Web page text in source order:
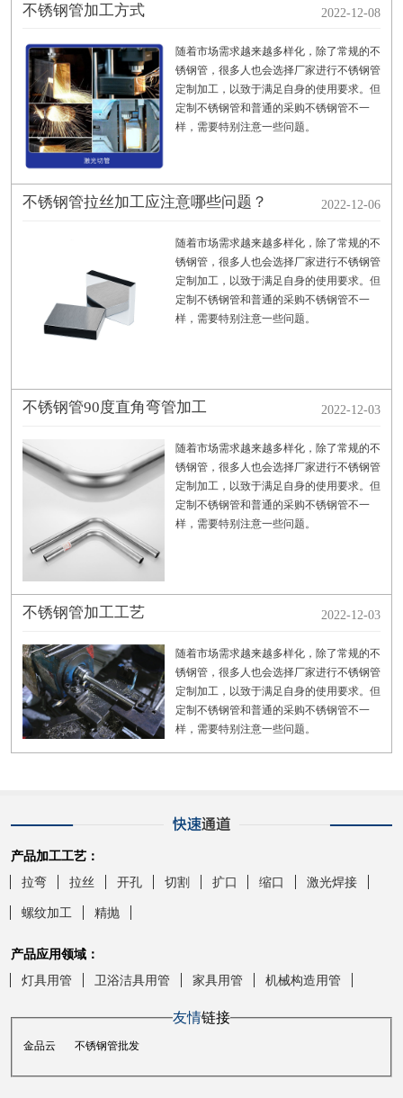
不锈钢管加工方式 2022-12-08
随着市场需求越来越多样化，除了常规的不
锈钢管，很多人也会选择厂家进行不锈钢管
定制加工，以致于满足自身的使用要求。但
定制不锈钢管和普通的采购不锈钢管不一
样，需要特别注意一些问题。
不锈钢管拉丝加工应注意哪些问题？ 2022-12-06
随着市场需求越来越多样化，除了常规的不
锈钢管，很多人也会选择厂家进行不锈钢管
定制加工，以致于满足自身的使用要求。但
定制不锈钢管和普通的采购不锈钢管不一
样，需要特别注意一些问题。
不锈钢管90度直角弯管加工 2022-12-03
随着市场需求越来越多样化，除了常规的不
锈钢管，很多人也会选择厂家进行不锈钢管
定制加工，以致于满足自身的使用要求。但
定制不锈钢管和普通的采购不锈钢管不一
样，需要特别注意一些问题。
不锈钢管加工工艺 2022-12-03
随着市场需求越来越多样化，除了常规的不
锈钢管，很多人也会选择厂家进行不锈钢管
定制加工，以致于满足自身的使用要求。但
定制不锈钢管和普通的采购不锈钢管不一
样，需要特别注意一些问题。
产品加工工艺：
拉弯
拉丝 开孔 切割 扩口 缩口 激光焊接
螺纹加工 精抛
产品应用领域：
灯具用管
卫浴洁具用管 家具用管 机械构造用管
友情链接
金品云 不锈钢管批发